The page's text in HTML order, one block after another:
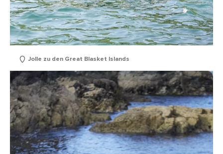
Jolle zu den Great Blasket Islands